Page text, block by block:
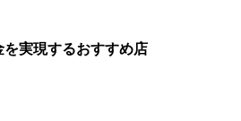
実現するおすすめ店